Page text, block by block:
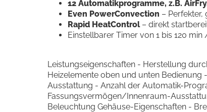
12 Automatikprogramme, z.B.
Even PowerConvection –
Rapid HeatControl– direkt
Einstellbarer Timer von 1 bis 120
Leistungseigenschaften - Herstellung
Heizelemente oben und unten
Ausstattung - Anzahl der Automatik-
Fassungsvermögen/Innenraum-
Beleuchtung Gehäuse-Eigenschaften -